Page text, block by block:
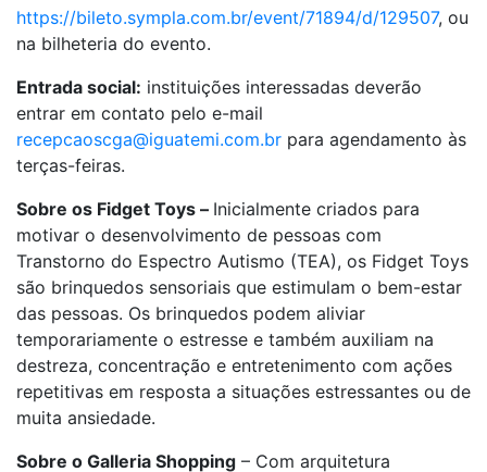
https://bileto.sympla.com.br/event/71894/d/129507, ou
na bilheteria do evento.
Entrada social: instituições interessadas deverão
entrar em contato pelo e-mail
recepcaoscga@iguatemi.com.br para agendamento às
terças-feiras.
Sobre os Fidget Toys – Inicialmente criados para
motivar o desenvolvimento de pessoas com
Transtorno do Espectro Autismo (TEA), os Fidget Toys
são brinquedos sensoriais que estimulam o bem-estar
das pessoas. Os brinquedos podem aliviar
temporariamente o estresse e também auxiliam na
destreza, concentração e entretenimento com ações
repetitivas em resposta a situações estressantes ou de
muita ansiedade.
Sobre o Galleria Shopping – Com arquitetura